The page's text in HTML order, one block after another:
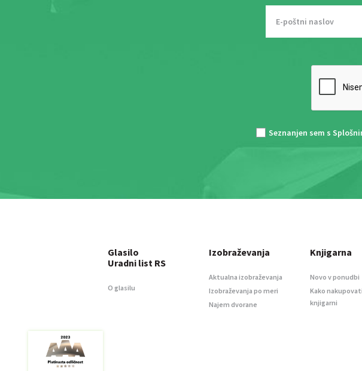
Seznanjen sem s
Glasilo
Uradni list RS
O glasilu
Izobraževanja
Aktualna izobraževanja
Izobraževanja po meri
Najem dvorane
Knjigarna
Novo v ponudbi
Kako
knjigarni